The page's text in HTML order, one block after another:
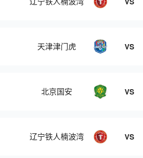
天津津门虎 VS
北京国安 VS
辽宁铁人楠波湾 VS